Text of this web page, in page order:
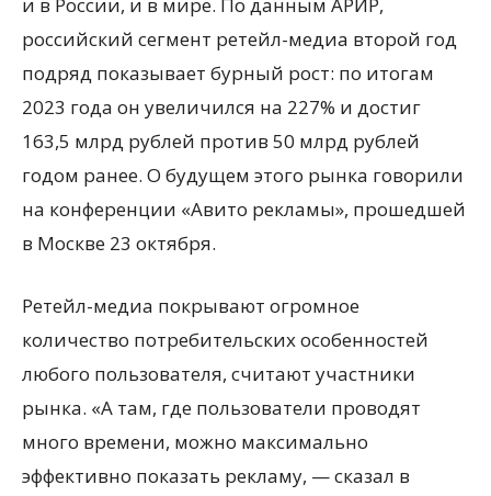
и в России, и в мире. По данным АРИР,
российский сегмент ретейл-медиа второй год
подряд показывает бурный рост: по итогам
2023 года он увеличился на 227% и достиг
163,5 млрд рублей против 50 млрд рублей
годом ранее. О будущем этого рынка говорили
на конференции «Авито рекламы», прошедшей
в Москве 23 октября.
Ретейл-медиа покрывают огромное
количество потребительских особенностей
любого пользователя, считают участники
рынка. «А там, где пользователи проводят
много времени, можно максимально
эффективно показать рекламу, — сказал в